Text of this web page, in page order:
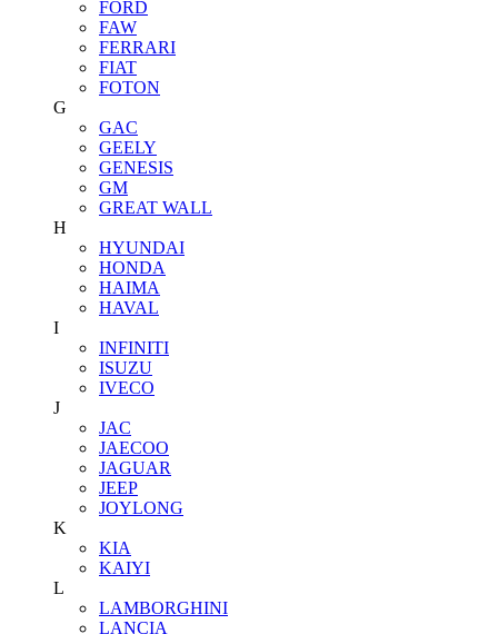
FORD
FAW
FERRARI
FIAT
FOTON
G
GAC
GEELY
GENESIS
GM
GREAT WALL
H
HYUNDAI
HONDA
HAIMA
HAVAL
I
INFINITI
ISUZU
IVECO
J
JAC
JAECOO
JAGUAR
JEEP
JOYLONG
K
KIA
KAIYI
L
LAMBORGHINI
LANCIA